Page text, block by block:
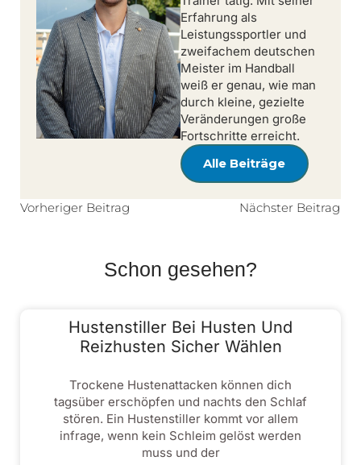
Erfahrung als
Leistungssportler und
zweifachem deutschen
Meister im Handball
weiß er genau, wie man
durch kleine, gezielte
Veränderungen große
Fortschritte erreicht.
Alle Beiträge
Vorheriger Beitrag Nächster Beitrag
Schon gesehen?
Hustenstiller Bei Husten Und
Reizhusten Sicher Wählen
Trockene Hustenattacken können dich
tagsüber erschöpfen und nachts den Schlaf
stören. Ein Hustenstiller kommt vor allem
infrage, wenn kein Schleim gelöst werden
muss und der